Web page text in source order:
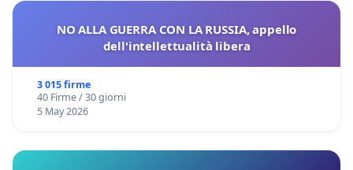
NO ALLA GUERRA CON LA RUSSIA, appello
dell'intellettualità libera
3 015 firme
40 Firme / 30 giorni
5 May 2026